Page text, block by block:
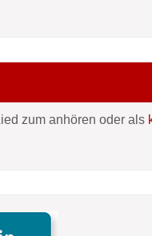
zum anhören oder als